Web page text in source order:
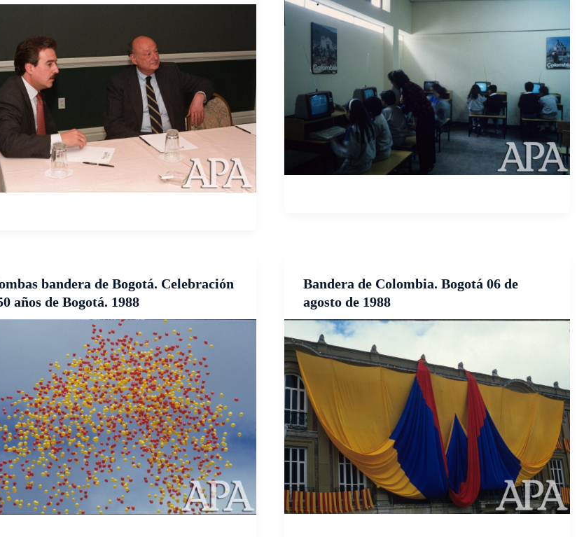
bandera de Bogotá. Celebración
años de Bogotá. 1988
Bandera de Colombia. Bogotá 06 de
agosto de 1988